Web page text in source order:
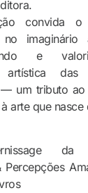
convida
no imaginário
e
artística das
— um tributo
arte que nasce
da
Percepções